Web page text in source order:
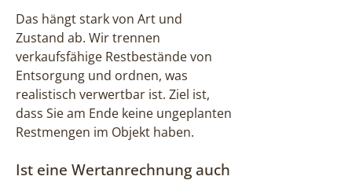
Das hängt stark von Art und
Zustand ab. Wir trennen
verkaufsfähige Restbestände von
Entsorgung und ordnen, was
realistisch verwertbar ist. Ziel ist,
dass Sie am Ende keine ungeplanten
Restmengen im Objekt haben.
Ist eine Wertanrechnung auch